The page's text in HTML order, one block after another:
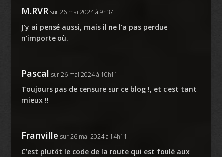
M.RVR sur 26 mai 2024 à 9h37
J’y ai pensé aussi, mais il ne l’a pas perdue
n’importe où.
Pascal sur 26 mai 2024 à 10h11
Toujours pas de censure sur ce blog !, et c’est tant
mieux !!
Franville sur 26 mai 2024 à 14h11
C’est plutôt le code de la route qui est foulé aux